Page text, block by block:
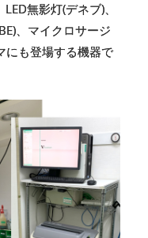
無影灯(デネブ)、
、マイクロサージ
にも登場する機器で